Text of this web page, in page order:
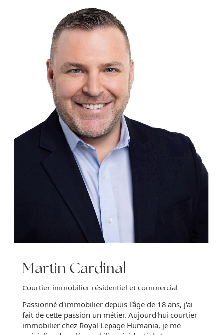
Martin Cardinal
Courtier immobilier résidentiel et commercial
Passionné d'immobilier depuis l'âge de 18 ans, j'ai
fait de cette passion un métier. Aujourd'hui courtier
immobilier chez Royal Lepage Humania, je me